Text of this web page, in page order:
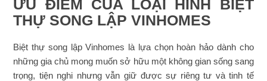
ƯU ĐIỂM CỦA LOẠI HÌNH BIỆT
THỰ SONG LẬP VINHOMES
Biệt thự song lập Vinhomes là lựa chọn hoàn hảo dành cho
những gia chủ mong muốn sở hữu một không gian sống sang
trọng, tiện nghi nhưng vẫn giữ được sự riêng tư và tinh tế